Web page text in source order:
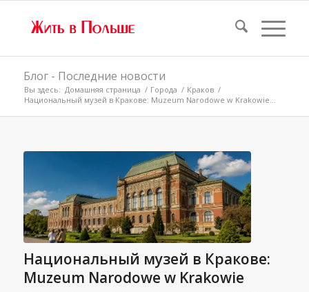
Блог - Последние новости
Вы здесь: Домашняя страница / Города / Краков /
Национальный музей в Кракове: Muzeum Narodowe w Krakowie...
Национальный музей в Кракове:
Muzeum Narodowe w Krakowie